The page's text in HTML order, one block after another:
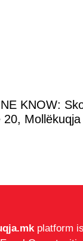
KNOW:
20,
platform